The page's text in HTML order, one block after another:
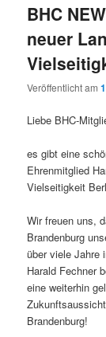
BHC
neuer
Veröffentlicht am
Liebe BHC-
es gibt eine
Ehrenmitglied
Vielseitigkeit
Wir freuen uns,
Brandenburg
über viele Jahre
Harald Fechner
eine weiterhin
Brandenburg!